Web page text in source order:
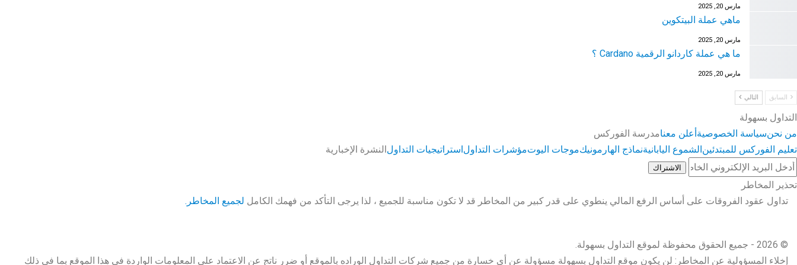
مارس 20, 2025
ماهي عملة البيتكوين
مارس 20, 2025
ما هي عملة كاردانو الرقمية Cardano ؟
مارس 20, 2025
السابق التالي
التداول بسهولة
من نحنسياسة الخصوصيةأعلن معنامدرسة الفوركس
تعليم الفوركس للمبتدئينالشموع اليابانيةنماذج الهارمونيكموجات اليوتمؤشرات التداولاستراتيجيات التداولالنشرة الإخبارية
الاشتراك
تحذير المخاطر
تداول عقود الفروقات على أساس الرفع المالي ينطوي على قدر كبير من المخاطر قد لا تكون مناسبة للجميع ، لذا يرجى التأكد من فهمك الكامل لجميع المخاطر.
© 2026 - جميع الحقوق محفوظة لموقع التداول بسهولة.
إخلاء المسؤولية عن المخاطر: لن يكون موقع التداول بسهولة مسؤولة عن أي خسارة من جميع شركات التداول الوراده بالموقع أو ضرر ناتج عن الاعتماد على المعلومات الواردة في هذا الموقع بما في ذلك